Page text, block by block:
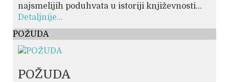
najsmelijih poduhvata u istoriji književnosti...
Detaljnije...
POŽUDA
POŽUDA